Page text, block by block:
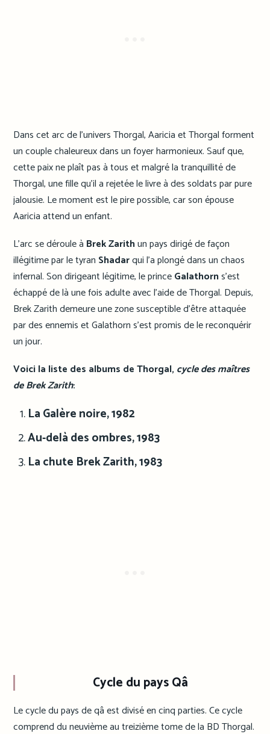
Dans cet arc de l’univers Thorgal, Aaricia et Thorgal forment
un couple chaleureux dans un foyer harmonieux. Sauf que,
cette paix ne plaît pas à tous et malgré la tranquillité de
Thorgal, une fille qu’il a rejetée le livre à des soldats par pure
jalousie. Le moment est le pire possible, car son épouse
Aaricia attend un enfant.
L’arc se déroule à Brek Zarithun pays dirigé de façon
illégitime par le tyran Shadarqui l’a plongé dans un chaos
infernal. Son dirigeant légitime, le princeGalathorns’est
échappé de là une fois adulte avec l’aide de Thorgal. Depuis,
Brek Zarith demeure une zone susceptible d’être attaquée
par des ennemis et Galathorn s’est promis de le reconquérir
un jour.
Voici la liste des albums de Thorgal, cycle des maîtres
de Brek Zarith:
La Galère noire, 1982
Au-delà des ombres, 1983
La chute Brek Zarith, 1983
Cycle du pays Qâ
Le cycle du pays de qâ est divisé en cinq parties. Ce cycle
comprend du neuvième au treizième tome de la BD Thorgal.